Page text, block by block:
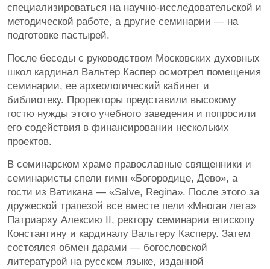
специализироваться на научно-исследовательской и
методической работе, а другие семинарии — на
подготовке пастырей.
После беседы с руководством Московских духовных
школ кардинал Вальтер Каспер осмотрел помещения
семинарии, ее археологический кабинет и
библиотеку. Проректоры представили высокому
гостю нужды этого учебного заведения и попросили
его содействия в финансировании нескольких
проектов.
В семинарском храме православные священники и
семинаристы спели гимн «Богородице, Дево», а
гости из Ватикана — «Salve, Regina». После этого за
дружеской трапезой все вместе пели «Многая лета»
Патриарху Алексию II, ректору семинарии епископу
Константину и кардиналу Вальтеру Касперу. Затем
состоялся обмен дарами — богословской
литературой на русском языке, изданной